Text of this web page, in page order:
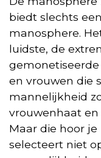
biedt slechts
manosphere.
luidste, de
en vrouwen die
mannelijkheid
vrouwenhaat
Maar die hoor
selecteert niet